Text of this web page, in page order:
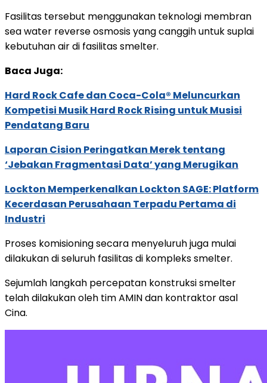
Fasilitas tersebut menggunakan teknologi membran
sea water reverse osmosis yang canggih untuk suplai
kebutuhan air di fasilitas smelter.
Baca Juga:
Hard Rock Cafe dan Coca-Cola® Meluncurkan
Kompetisi Musik Hard Rock Rising untuk Musisi
Pendatang Baru
Laporan Cision Peringatkan Merek tentang
‘Jebakan Fragmentasi Data’ yang Merugikan
Lockton Memperkenalkan Lockton SAGE: Platform
Kecerdasan Perusahaan Terpadu Pertama di
Industri
Proses komisioning secara menyeluruh juga mulai
dilakukan di seluruh fasilitas di kompleks smelter.
Sejumlah langkah percepatan konstruksi smelter
telah dilakukan oleh tim AMIN dan kontraktor asal
Cina.